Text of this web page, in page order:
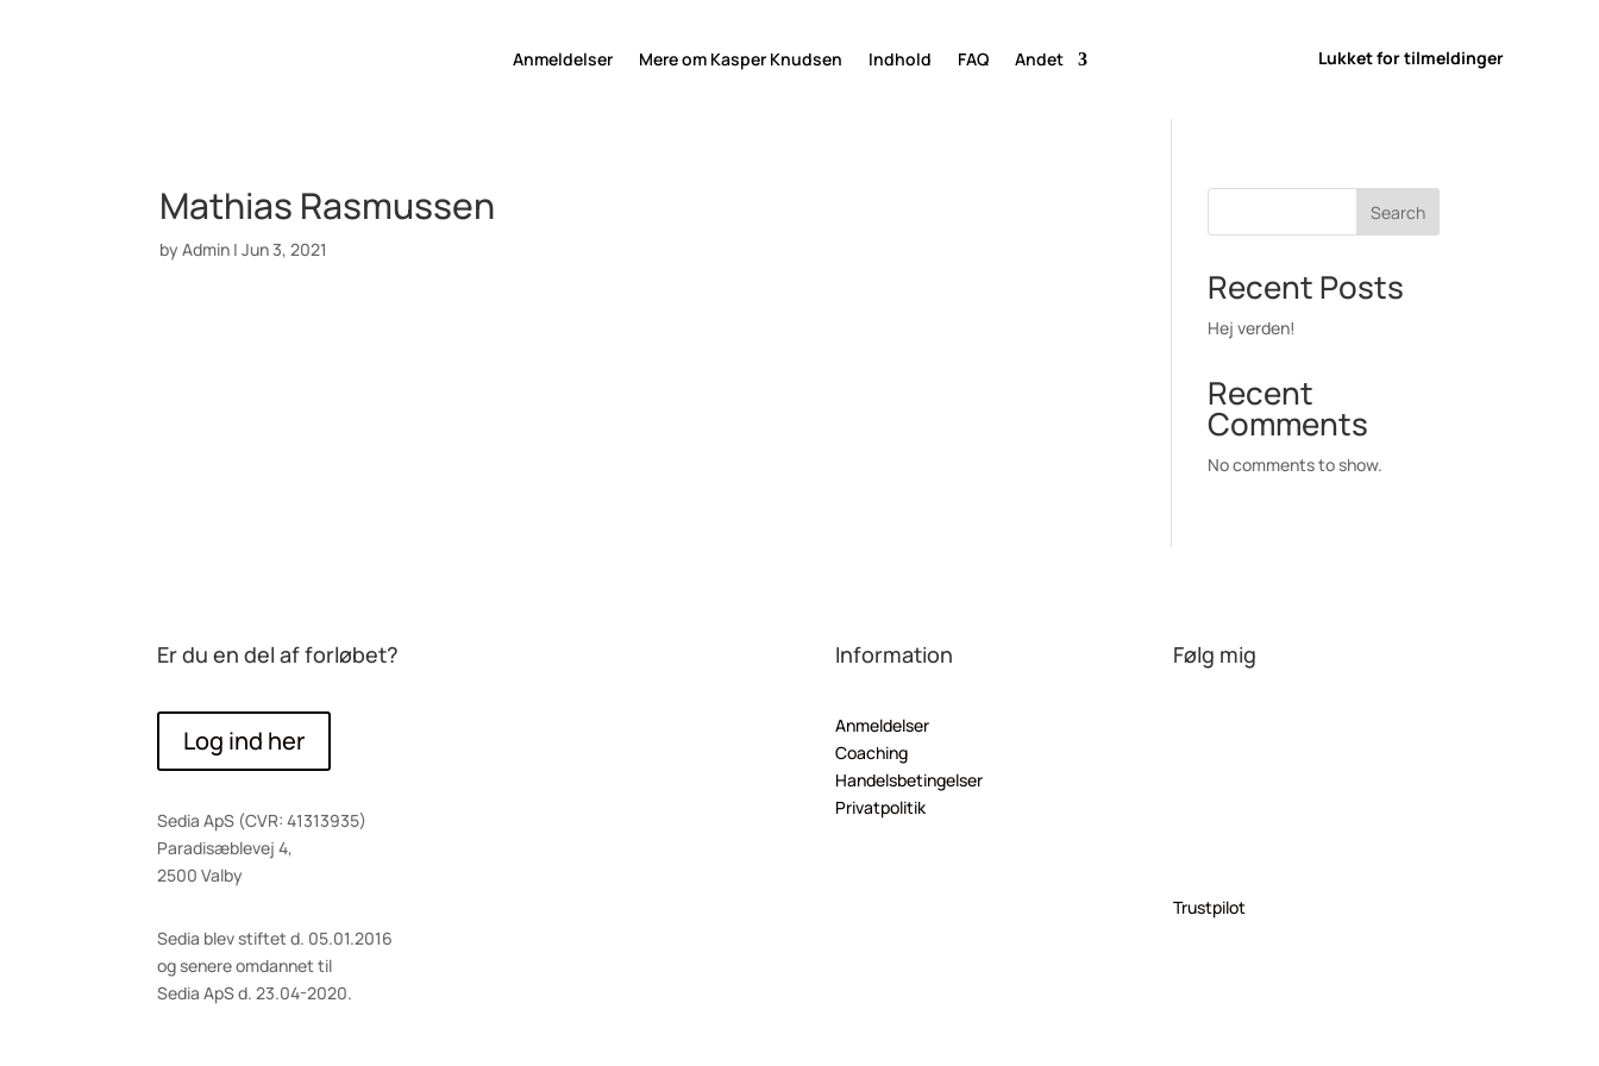
Anmeldelser Mere om Kasper Knudsen Indhold FAQ Andet Lukket for tilmeldinger
Mathias Rasmussen
byAdmin |Jun 3, 2021
Search
Recent Posts
Hej verden!
Recent
Comments
No comments to show.
Er du en del af forløbet?
Log ind her
Sedia ApS (CVR: 41313935)
Paradisæblevej 4,
2500 Valby
Sedia blev stiftet d. 05.01.2016
og senere omdannet til
Sedia ApS d. 23.04-2020.
Information
Anmeldelser
Coaching
Handelsbetingelser
Privatpolitik
Følg mig
Trustpilot